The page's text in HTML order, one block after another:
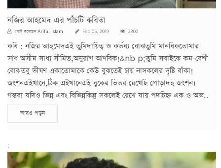
নজির আহমেদ এর পাঁচটি কবিতা
পোস্ট করেছেনAriful Islam Feb 05, 2019 2802
কবি : নজির আহমেদএই তুমিদায়িত্ব ও কর্তব্য বোঝতুমি মানবিকতোমার
সাধ অসীম সাধ্য সীমিত,অনুরাগ আণবিক!&nb p;তুমি সবাইকে কম-বেশী
বোঝতবু ভীষণ একাতোমাকে কেউ বুঝতেই চায় নাসকলের দৃষ্টি বাঁকা!
জংশনএইখানে,ঠিক এইখানেএই বুকের ভিতর রেখেছি পোড়াদহ জংশন।
গন্তব্য যদিও ভিন্ন এবং বিভিন্নকিন্তু সকলেই রেখে যায় পদচিহ্ন এক ও অভ..
আরও পড়ুন
;